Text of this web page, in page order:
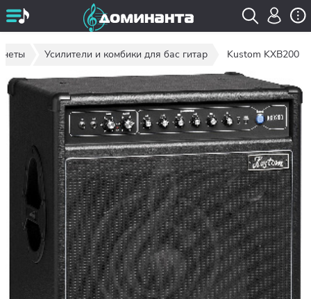
Усилители и комбики для бас гитар Kustom KXB200